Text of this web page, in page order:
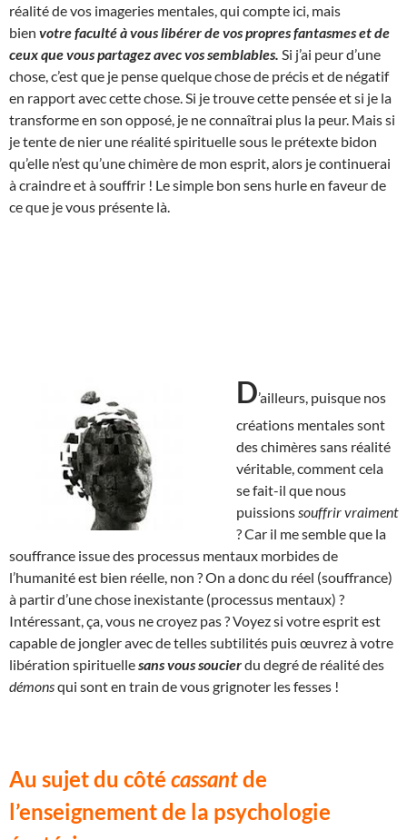
réalité de vos imageries mentales, qui compte ici, mais
bien votre faculté à vous libérer de vos propres fantasmes et de
ceux que vous partagez avec vos semblables. Si j’ai peur d’une
chose, c’est que je pense quelque chose de précis et de négatif
en rapport avec cette chose. Si je trouve cette pensée et si je la
transforme en son opposé, je ne connaîtrai plus la peur. Mais si
je tente de nier une réalité spirituelle sous le prétexte bidon
qu’elle n’est qu’une chimère de mon esprit, alors je continuerai
à craindre et à souffrir ! Le simple bon sens hurle en faveur de
ce que je vous présente là.
D’ailleurs, puisque nos
créations mentales sont
des chimères sans réalité
véritable, comment cela
se fait-il que nous
puissions souffrir vraiment
? Car il me semble que la
souffrance issue des processus mentaux morbides de
l’humanité est bien réelle, non ? On a donc du réel (souffrance)
à partir d’une chose inexistante (processus mentaux) ?
Intéressant, ça, vous ne croyez pas ? Voyez si votre esprit est
capable de jongler avec de telles subtilités puis œuvrez à votre
libération spirituellesans vous soucierdu degré de réalité des
démonsqui sont en train de vous grignoter les fesses !
Au sujet du côté cassantde
l’enseignement de la psychologie